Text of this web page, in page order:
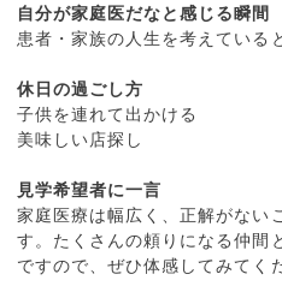
自分が家庭医だなと感じる瞬間
患者・家族の人生を考えている
休日の過ごし方
子供を連れて出かける
美味しい店探し
見学希望者に一言
家庭医療は幅広く、正解がない
す。たくさんの頼りになる仲間
ですので、ぜひ体感してみてく